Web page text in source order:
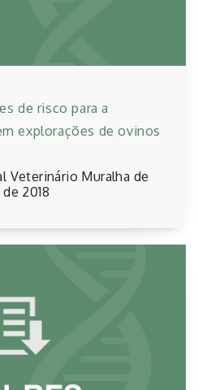
de risco para a
explorações de ovinos
Veterinário Muralha de
2018